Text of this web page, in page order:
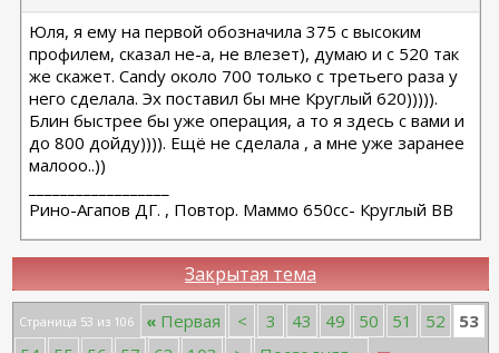
Юля, я ему на первой обозначила 375 с высоким
профилем, сказал не-а, не влезет), думаю и с 520 так
же скажет. Candy около 700 только с третьего раза у
него сделала. Эх поставил бы мне Круглый 620))))).
Блин быстрее бы уже операция, а то я здесь с вами и
до 800 дойду)))). Ещё не сделала , а мне уже заранее
малооо..))
Рино-Агапов ДГ. , Повтор. Маммо 650сс- Круглый ВВ
Закрытая тема
Страница 53 из 106 « Первая < 3 43 49 50 51 52
53